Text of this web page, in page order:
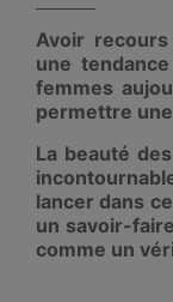
Avoir
une
femmes
permettre
La beauté
lancer dans
un savoir-
comme un